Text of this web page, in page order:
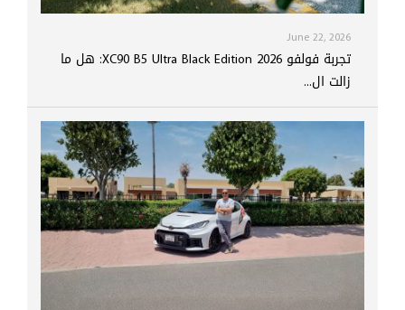
June 22, 2026
تجربة فولفو XC90 B5 Ultra Black Edition 2026: هل ما
زالت ال...